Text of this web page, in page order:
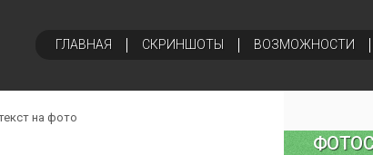
ГЛАВНАЯ СКРИНШОТЫ ВОЗМОЖНОСТИ
на фото